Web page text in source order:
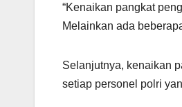
“Kenaikan pangkat
Melainkan ada
Selanjutnya, kenaikan
setiap personel polri